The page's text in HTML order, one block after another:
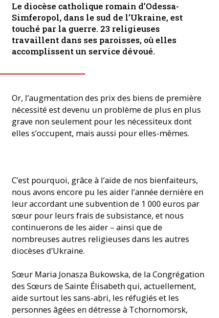
Le diocèse catholique romain d’Odessa-
Simferopol, dans le sud de l’Ukraine, est
touché par la guerre. 23 religieuses
travaillent dans ses paroisses, où elles
accomplissent un service dévoué.
Or, l’augmentation des prix des biens de première
nécessité est devenu un problème de plus en plus
grave non seulement pour les nécessiteux dont
elles s’occupent, mais aussi pour elles-mêmes.
C’est pourquoi, grâce à l’aide de nos bienfaiteurs,
nous avons encore pu les aider l’année dernière en
leur accordant une subvention de 1 000 euros par
sœur pour leurs frais de subsistance, et nous
continuerons de les aider – ainsi que de
nombreuses autres religieuses dans les autres
diocèses d’Ukraine.
Sœur Maria Jonasza Bukowska, de la Congrégation
des Sœurs de Sainte Élisabeth qui, actuellement,
aide surtout les sans-abri, les réfugiés et les
personnes âgées en détresse à Tchornomorsk,
notamment auprès des enfants. (Photo : ACN)